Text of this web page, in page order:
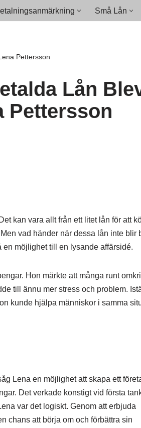
Små Lån
Pettersson
Lån
Pettersson
kan vara allt från ett litet lån för att
vad händer när dessa lån inte blir
en möjlighet till en lysande affärsidé.
Hon märkte att många runt
till ännu mer stress och problem.
kunde hjälpa människor i samma
Lena en möjlighet att skapa ett
Det verkade konstigt vid första
var det logiskt. Genom att erbjuda
chans att börja om och förbättra sin